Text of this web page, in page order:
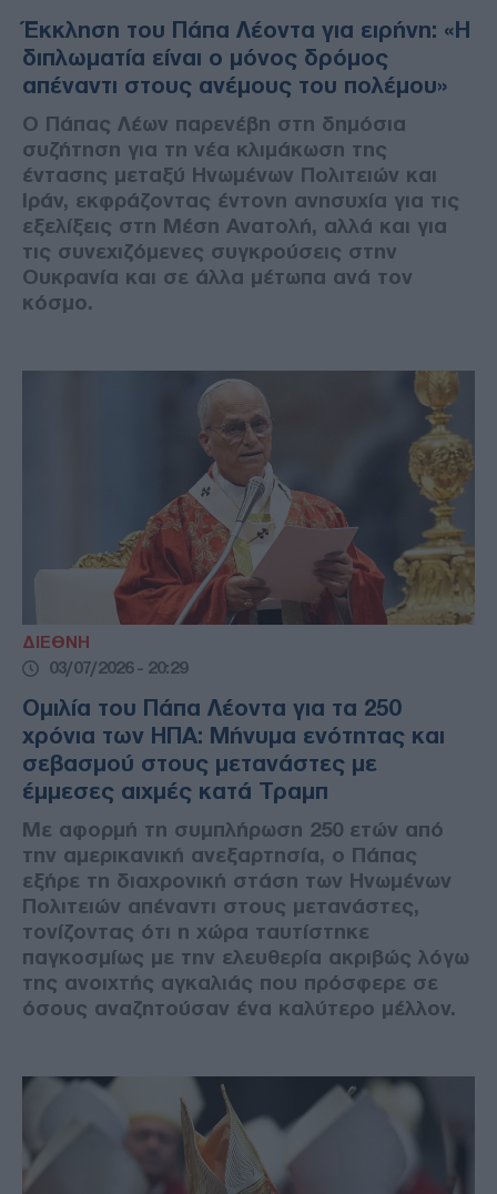
Έκκληση του Πάπα Λέοντα για ειρήνη: «Η
διπλωματία είναι ο μόνος δρόμος
απέναντι στους ανέμους του πολέμου»
Ο Πάπας Λέων παρενέβη στη δημόσια
συζήτηση για τη νέα κλιμάκωση της
έντασης μεταξύ Ηνωμένων Πολιτειών και
Ιράν, εκφράζοντας έντονη ανησυχία για τις
εξελίξεις στη Μέση Ανατολή, αλλά και για
τις συνεχιζόμενες συγκρούσεις στην
Ουκρανία και σε άλλα μέτωπα ανά τον
κόσμο.
ΔΙΕΘΝΗ
03/07/2026 - 20:29
Ομιλία του Πάπα Λέοντα για τα 250
χρόνια των ΗΠΑ: Μήνυμα ενότητας και
σεβασμού στους μετανάστες με
έμμεσες αιχμές κατά Τραμπ
Με αφορμή τη συμπλήρωση 250 ετών από
την αμερικανική ανεξαρτησία, ο Πάπας
εξήρε τη διαχρονική στάση των Ηνωμένων
Πολιτειών απέναντι στους μετανάστες,
τονίζοντας ότι η χώρα ταυτίστηκε
παγκοσμίως με την ελευθερία ακριβώς λόγω
της ανοιχτής αγκαλιάς που πρόσφερε σε
όσους αναζητούσαν ένα καλύτερο μέλλον.